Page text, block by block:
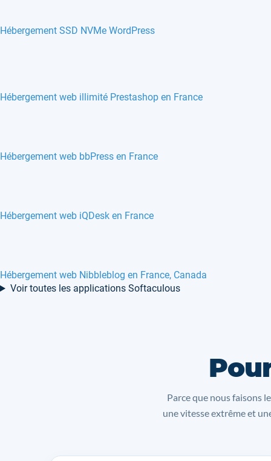
Hébergement SSD NVMe WordPress
Hébergement web illimité Prestashop en France
Hébergement web bbPress en France
Hébergement web iQDesk en France
Hébergement web Nibbleblog en France, Canada
Voir toutes les applications Softaculous
Parce que nous faisons
une vitesse extrême et